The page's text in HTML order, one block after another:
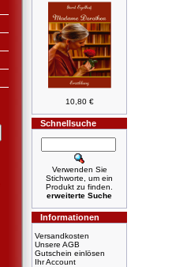
10,80 €
Schnellsuche
Verwenden Sie
Stichworte, um ein
Produkt zu finden.
erweiterte Suche
Informationen
Versandkosten
Unsere AGB
Gutschein einlösen
Ihr Account